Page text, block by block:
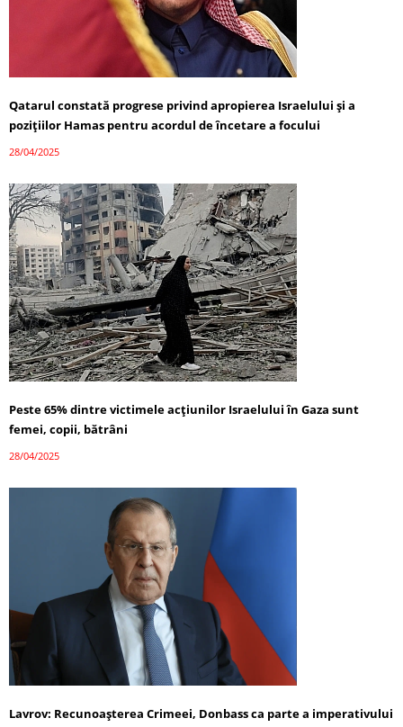
Qatarul constată progrese privind apropierea Israelului și a
pozițiilor Hamas pentru acordul de încetare a focului
28/04/2025
Peste 65% dintre victimele acțiunilor Israelului în Gaza sunt
femei, copii, bătrâni
28/04/2025
Lavrov: Recunoașterea Crimeei, Donbass ca parte a imperativului